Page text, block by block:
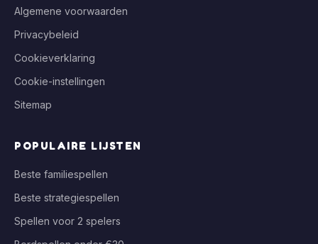
Algemene voorwaarden
Privacybeleid
Cookieverklaring
Cookie-instellingen
Sitemap
POPULAIRE LIJSTEN
Beste familiespellen
Beste strategiespellen
Spellen voor 2 spelers